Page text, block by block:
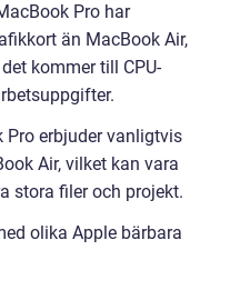
Pro har
än MacBook Air,
kommer till CPU-
erbjuder vanligtvis
Air, vilket kan vara
stora filer och projekt.
olika Apple bärbara